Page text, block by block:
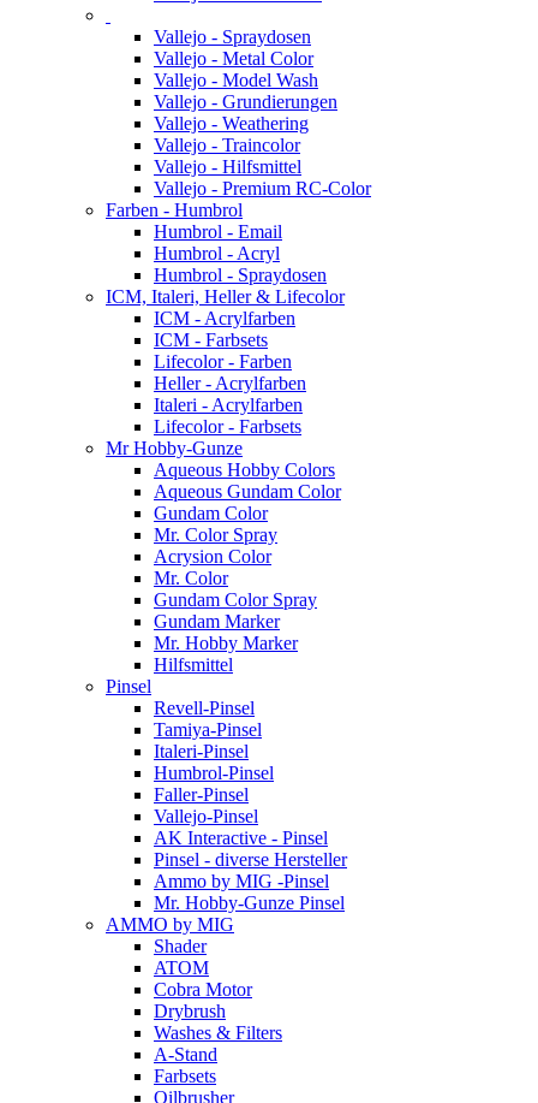
Vallejo - Spraydosen
Vallejo - Metal Color
Vallejo - Model Wash
Vallejo - Grundierungen
Vallejo - Weathering
Vallejo - Traincolor
Vallejo - Hilfsmittel
Vallejo - Premium RC-Color
Farben - Humbrol
Humbrol - Email
Humbrol - Acryl
Humbrol - Spraydosen
ICM, Italeri, Heller & Lifecolor
ICM - Acrylfarben
ICM - Farbsets
Lifecolor - Farben
Heller - Acrylfarben
Italeri - Acrylfarben
Lifecolor - Farbsets
Mr Hobby-Gunze
Aqueous Hobby Colors
Aqueous Gundam Color
Gundam Color
Mr. Color Spray
Acrysion Color
Mr. Color
Gundam Color Spray
Gundam Marker
Mr. Hobby Marker
Hilfsmittel
Pinsel
Revell-Pinsel
Tamiya-Pinsel
Italeri-Pinsel
Humbrol-Pinsel
Faller-Pinsel
Vallejo-Pinsel
AK Interactive - Pinsel
Pinsel - diverse Hersteller
Ammo by MIG -Pinsel
Mr. Hobby-Gunze Pinsel
AMMO by MIG
Shader
ATOM
Cobra Motor
Drybrush
Washes & Filters
A-Stand
Farbsets
Oilbrusher